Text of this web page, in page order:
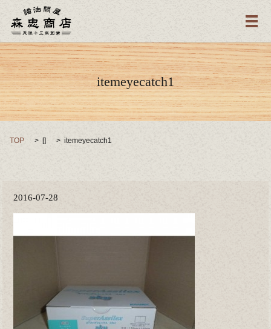
メ
itemeyecatch1
TOP [] itemeyecatch1
2016-07-28